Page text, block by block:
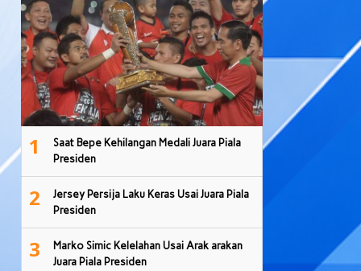
1
Saat Bepe Kehilangan Medali Juara Piala
Presiden
2
Jersey Persija Laku Keras Usai Juara Piala
Presiden
3
Marko Simic Kelelahan Usai Arak arakan
Juara Piala Presiden